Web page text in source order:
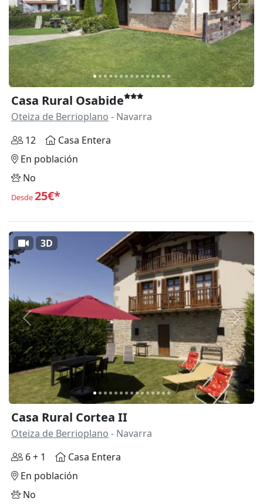
Anterior
Casa Rural Osabide
Oteiza de Berrioplano - Navarra
12
Casa Entera
En población
No
Desde25€*
Anterior
3D
Casa Rural Cortea II
Oteiza de Berrioplano - Navarra
6 + 1
Casa Entera
En población
No